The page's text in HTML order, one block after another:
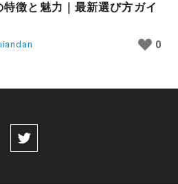
徴と魅力｜最新選び方ガイ
0